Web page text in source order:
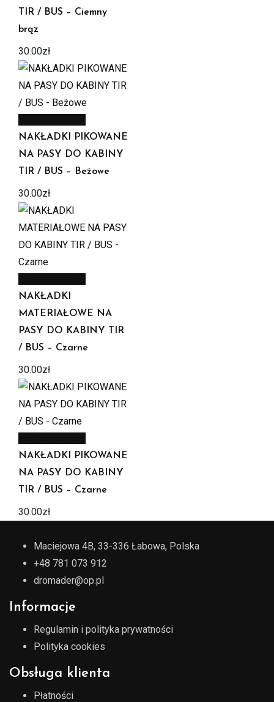
TIR / BUS – Ciemny
brąz
30.00zł
NAKŁADKI PIKOWANE
NA PASY DO KABINY
TIR / BUS – Beżowe
30.00zł
NAKŁADKI
MATERIAŁOWE NA
PASY DO KABINY TIR
/ BUS – Czarne
30.00zł
NAKŁADKI PIKOWANE
NA PASY DO KABINY
TIR / BUS – Czarne
30.00zł
Maciejowa 4B, 33-336 Łabowa, Polska
+48 781 073 912
dromader@op.pl
Informacje
Regulamin i polityka prywatności
Polityka cookies
Obsługa klienta
Płatności